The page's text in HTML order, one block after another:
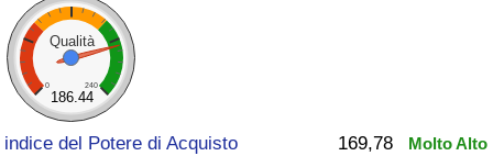
Qualità
0 240
186.44
indice del Potere di Acquisto 169,78 Molto Alto
Indice Del Costo Della Vita
Indice del Costo della Vita per Nazione
ad Aqaba
Indice del Prezzo delle Case
Indice del Prezzo delle Case per Nazione
Indice della Qualità della Vita (Corrente)
Indice della qualità della vita per Paese
Criminalità